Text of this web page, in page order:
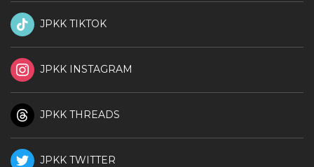
JPKK TIKTOK
JPKK INSTAGRAM
JPKK THREADS
JPKK TWITTER